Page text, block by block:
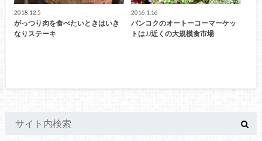
2018.12.5
がっつり肉を食べたいときはいき
なりステーキ
2016.1.16
バンコクのオートーコーマーケッ
トはJJ近くの大規模食市場